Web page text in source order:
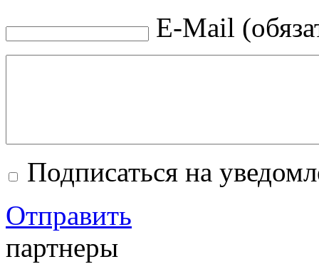
E-Mail
Подписаться на
Отправить
партнеры